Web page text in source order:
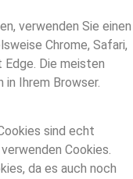
verwenden Sie einen
Chrome, Safari,
Die meisten
Ihrem Browser.
sind echt
Cookies.
da es auch noch